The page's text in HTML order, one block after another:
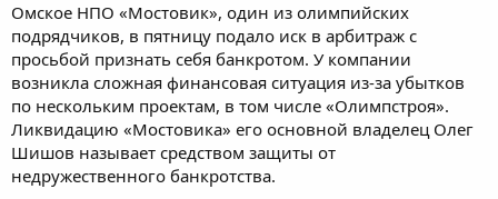
Омское НПО «Мостовик», один из олимпийских
подрядчиков, в пятницу подало иск в арбитраж с
просьбой признать себя банкротом. У компании
возникла сложная финансовая ситуация из-за убытков
по нескольким проектам, в том числе «Олимпстроя».
Ликвидацию «Мостовика» его основной владелец Олег
Шишов называет средством защиты от
недружественного банкротства.